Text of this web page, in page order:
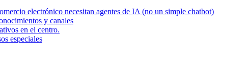
electrónico necesitan agentes de IA (no un simple chatbot)
y canales
en el centro.
especiales